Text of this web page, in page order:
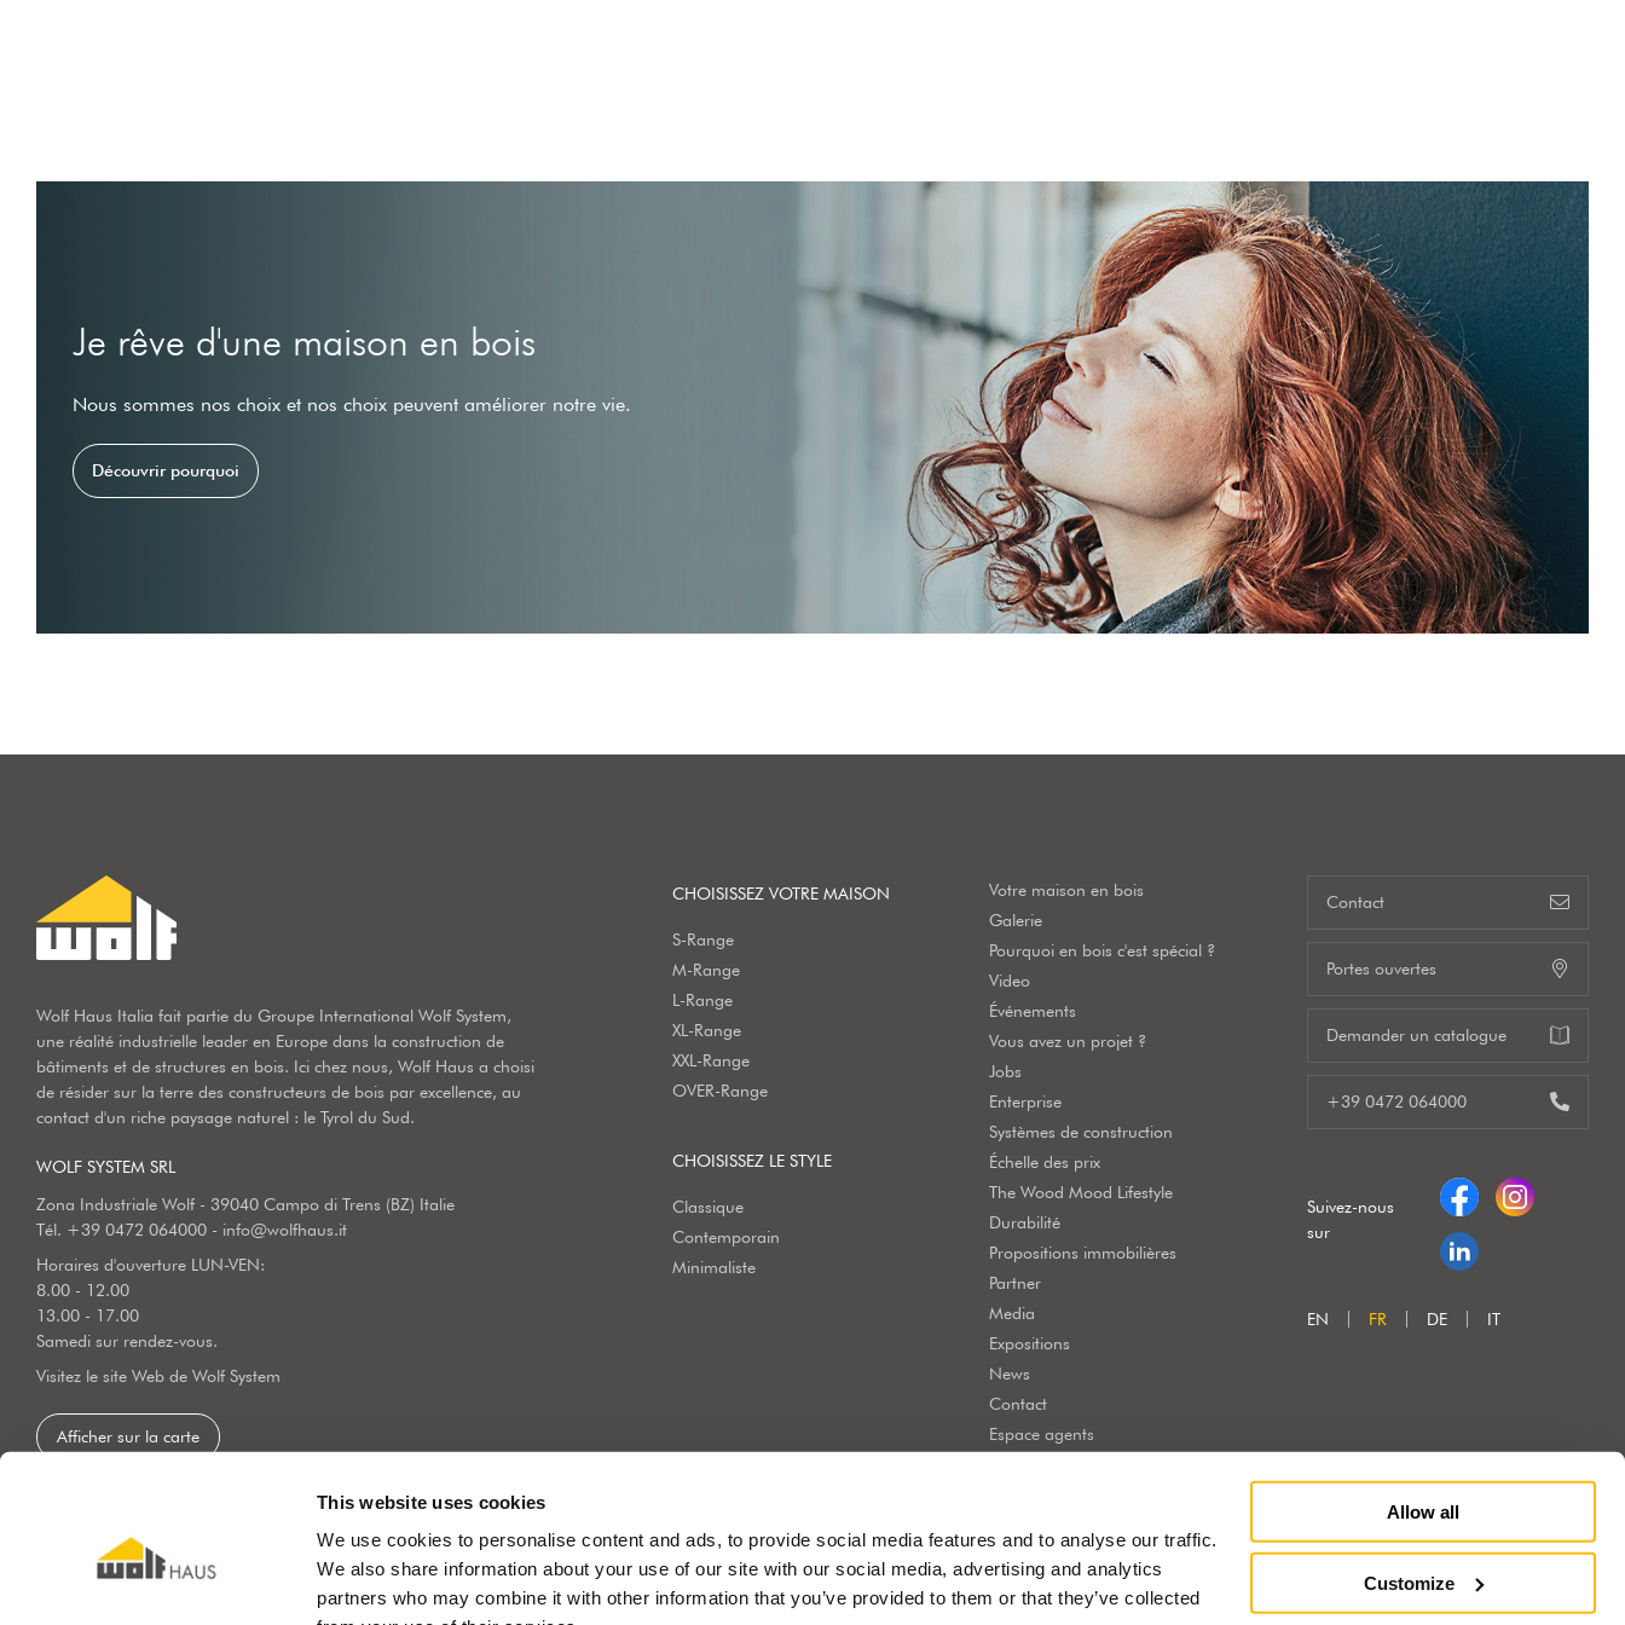
This website uses cookies
We use cookies to personalise content and ads, to provide social media features and to analyse our traffic.
We also share information about your use of our site with our social media, advertising and analytics
partners who may combine it with other information that you’ve provided to them or that they’ve collected
Allow all
Customize
Je rêve d'une maison en bois
Nous sommes nos choix et nos choix peuvent améliorer notre vie.
Découvrir pourquoi
Wolf Haus Italia fait partie du Groupe International Wolf System,
une réalité industrielle leader en Europe dans la construction de
bâtiments et de structures en bois. Ici chez nous, Wolf Haus a choisi
de résider sur la terre des constructeurs de bois par excellence, au
contact d'un riche paysage naturel : le Tyrol du Sud.
WOLF SYSTEM SRL
Zona Industriale Wolf - 39040 Campo di Trens (BZ) Italie
Tél. +39 0472 064000 - info@wolfhaus.it
Horaires d'ouverture LUN-VEN:
8.00 - 12.00
13.00 - 17.00
Samedi sur rendez-vous.
Visitez le site Web de Wolf System
Afficher sur la carte
CHOISISSEZ VOTRE MAISON
S-Range
M-Range
L-Range
XL-Range
XXL-Range
OVER-Range
CHOISISSEZ LE STYLE
Classique
Contemporain
Minimaliste
Votre maison en bois
Galerie
Pourquoi en bois c'est spécial ?
Video
Événements
Vous avez un projet ?
Jobs
Enterprise
Systèmes de construction
Échelle des prix
The Wood Mood Lifestyle
Durabilité
Propositions immobilières
Partner
Media
Expositions
News
Contact
Espace agents
Contact
Portes ouvertes
Demander un catalogue
+39 0472 064000
Suivez-nous
sur
EN FR DE IT